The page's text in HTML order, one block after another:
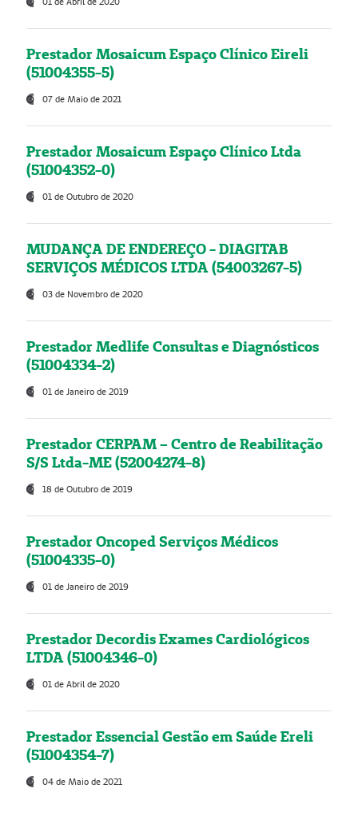
Prestador Mosaicum Espaço Clínico Eireli
(51004355-5)
07 de Maio de 2021
Prestador Mosaicum Espaço Clínico Ltda
(51004352-0)
01 de Outubro de 2020
MUDANÇA DE ENDEREÇO - DIAGITAB
SERVIÇOS MÉDICOS LTDA (54003267-5)
03 de Novembro de 2020
Prestador Medlife Consultas e Diagnósticos
(51004334-2)
01 de Janeiro de 2019
Prestador CERPAM – Centro de Reabilitação
S/S Ltda-ME (52004274-8)
18 de Outubro de 2019
Prestador Oncoped Serviços Médicos
(51004335-0)
01 de Janeiro de 2019
Prestador Decordis Exames Cardiológicos
LTDA (51004346-0)
01 de Abril de 2020
Prestador Essencial Gestão em Saúde Ereli
(51004354-7)
04 de Maio de 2021